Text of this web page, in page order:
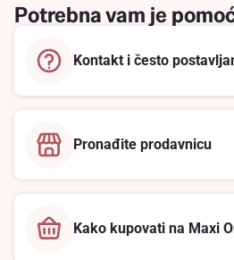
Potrebna vam je
Kontakt i često
Pronađite prodavnicu
Kako kupovati na Maxi